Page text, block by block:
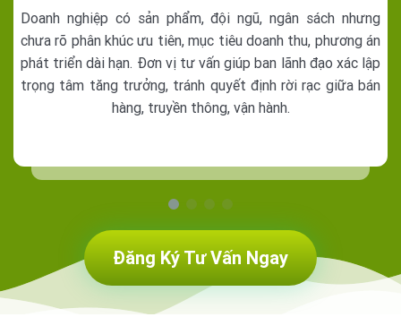
Doanh nghiệp có sản phẩm, đội ngũ, ngân sách nhưng
chưa rõ phân khúc ưu tiên, mục tiêu doanh thu, phương án
phát triển dài hạn. Đơn vị tư vấn giúp ban lãnh đạo xác lập
trọng tâm tăng trưởng, tránh quyết định rời rạc giữa bán
hàng, truyền thông, vận hành.
Đăng Ký Tư Vấn Ngay